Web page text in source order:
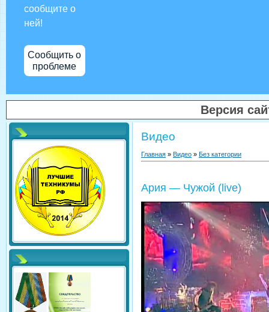
сообщите о
ней!
Сообщить о
проблеме
Версия
Видео
Главная » Видео » Без категории
Ария — Чужой (live)